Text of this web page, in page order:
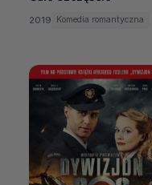
2019 Komedia romantyczna